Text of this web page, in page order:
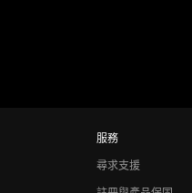
服務
尋求支援